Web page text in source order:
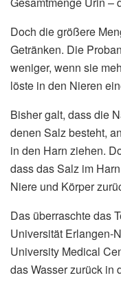
Doch die größere
Getränken. Die
weniger, wenn sie
löste in den Nieren
Bisher galt, dass die
denen Salz besteht,
in den Harn ziehen.
dass das Salz im
Niere und Körper
Das überraschte das
Universität Erlangen-
University Medical
das Wasser zurück in